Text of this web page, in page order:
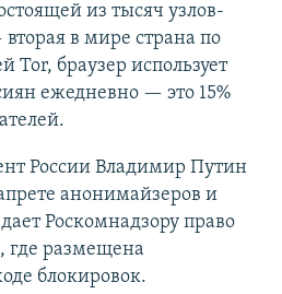
из тысяч узлов-
в мире страна по
Tor, браузер использует
ежедневно — это 15%
России Владимир Путин
анонимайзеров и
Роскомнадзору право
где размещена
блокировок.